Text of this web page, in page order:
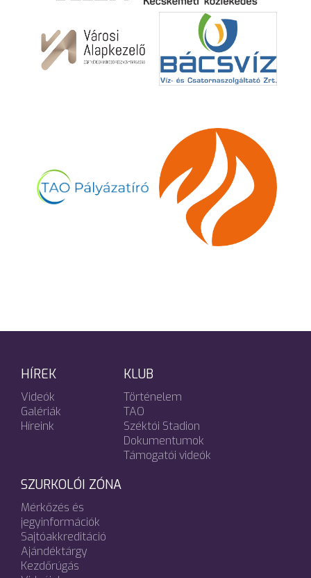
HÍREK
Videók
Galériák
Híreink
KLUB
Történelem
TAO
Széktói Stadion
Dokumentumok
Támogatói videók
SZURKOLÓI ZÓNA
Mérkőzés és
jegyinformációk
Sajtóakkreditáció
Ajándéktárgy
Kezdőrúgás